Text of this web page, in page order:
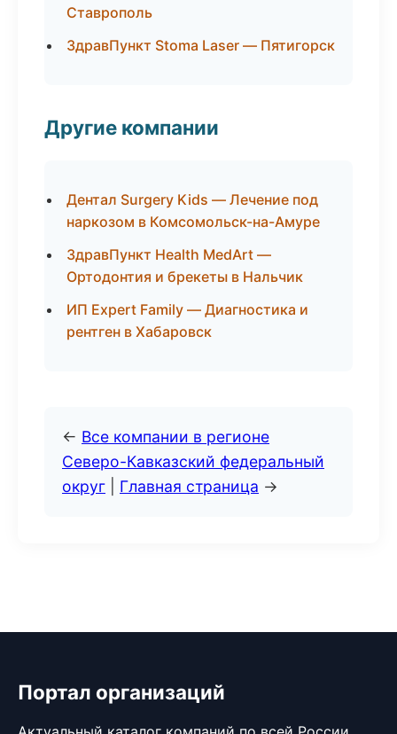
Ставрополь
ЗдравПункт Stoma Laser — Пятигорск
Другие компании
Дентал Surgery Kids — Лечение под
наркозом в Комсомольск-на-Амуре
ЗдравПункт Health MedArt —
Ортодонтия и брекеты в Нальчик
ИП Expert Family — Диагностика и
рентген в Хабаровск
← Все компании в регионе
Северо-Кавказский федеральный
округ
Главная страница →
Портал организаций